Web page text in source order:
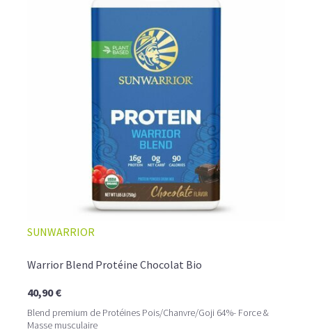
COMMENT LES UTILISER? QUEL DOSAGE?
Faciles et rapides à consommer, à diluer dans un shaker
boisson protéinéeou bien incorporées dans des
deviendront vos alliées santé au quotidien, à
raison d'une à troisdoses par jour, associée à une
alimentation variée et équilibrée.
SUNWARRIOR
Warrior Blend Protéine Chocolat Bio
40,90 €
Blend premium de Protéines Pois/Chanvre/Goji 64%- Force &
Masse musculaire